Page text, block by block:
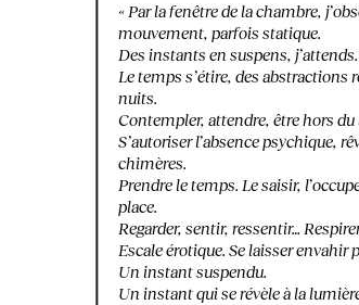
« Par la fenêtre de la chambre,
mouvement, parfois statique.
Des instants en suspens, j’attends.
Le temps s’étire, des abstractions
nuits.
Contempler, attendre, être hors
S’autoriser l’absence psychique,
chimères.
Prendre le temps. Le saisir,
place.
Regarder, sentir, ressentir…
Escale érotique. Se laisser envahir
Un instant suspendu.
Un instant qui se révèle à la